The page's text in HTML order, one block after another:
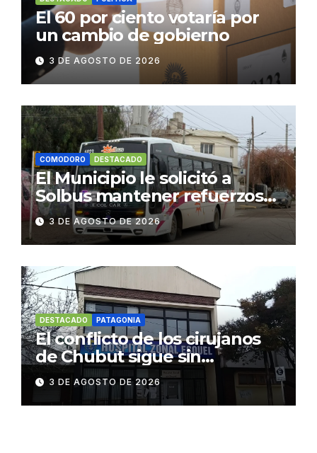
El 60 por ciento votaría por
un cambio de gobierno
3 DE AGOSTO DE 2026
COMODORO DESTACADO
El Municipio le solicitó a
Solbus mantener refuerzos
escolares y servicios
habituales
3 DE AGOSTO DE 2026
DESTACADO PATAGONIA
El conflicto de los cirujanos
de Chubut sigue sin
resolverse
3 DE AGOSTO DE 2026